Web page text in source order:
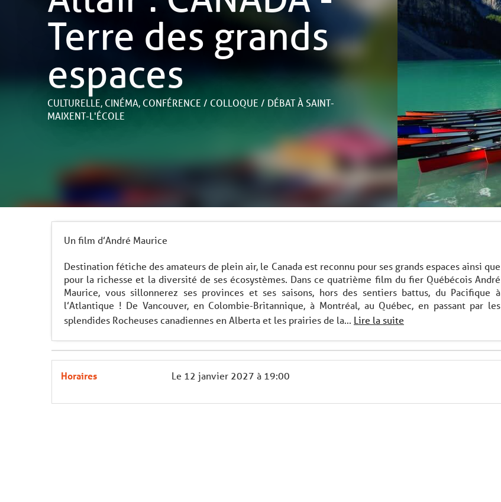
Terre des grands
espaces
CULTURELLE, CINÉMA, CONFÉRENCE / COLLOQUE / DÉBATÀ SAINT-
MAIXENT-L'ÉCOLE
Un film d’André Maurice
Destination fétiche des amateurs de plein air, le Canada est reconnu pour ses grands espaces ainsi que
pour la richesse et la diversité de ses écosystèmes. Dans ce quatrième film du fier Québécois André
Maurice, vous sillonnerez ses provinces et ses saisons, hors des sentiers battus, du Pacifique à
l’Atlantique ! De Vancouver, en Colombie-Britannique, à Montréal, au Québec, en passant par les
splendides Rocheuses canadiennes en Alberta et les prairies de la... Lire la suite
Horaires Le 12 janvier 2027 à 19:00